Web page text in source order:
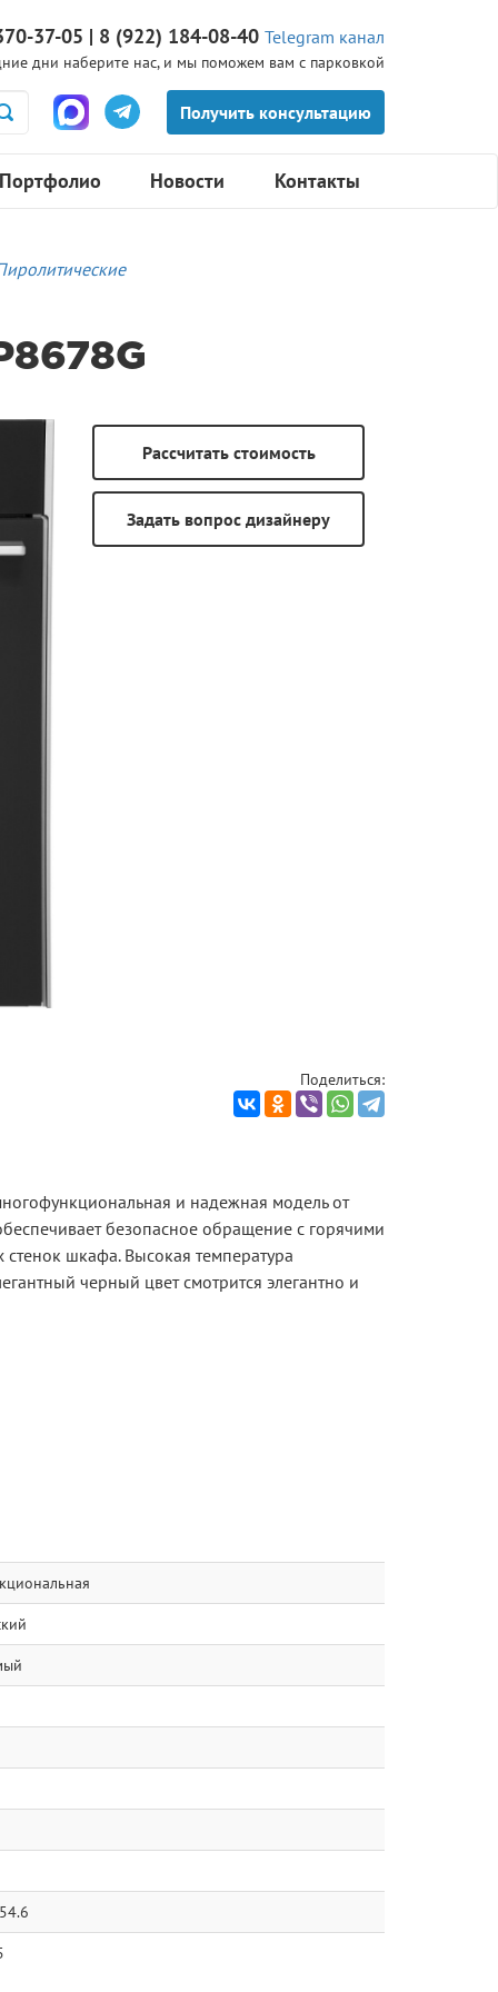
37-05 | 8 (922) 184-08-40 Telegram канал
дни наберите нас, и мы поможем вам с парковкой
Портфолио Новости Контакты
Поделиться:
и надежная модель от
безопасное обращение с горячими
шкафа. Высокая температура
черный цвет смотрится элегантно и